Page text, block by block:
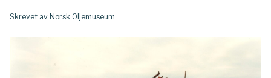
Skrevet av Norsk Oljemuseum